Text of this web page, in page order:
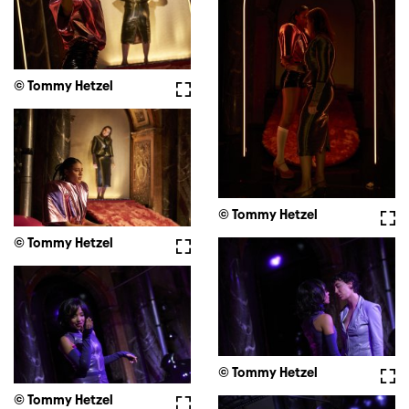
© Tommy Hetzel
Vollbild
© Tommy Hetzel
Vollbild
© Tommy Hetzel
© Tommy Hetzel
Vollbild
© Tommy Hetzel